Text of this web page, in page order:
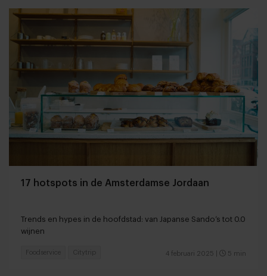
17 hotspots in de Amsterdamse Jordaan
Trends en hypes in de hoofdstad: van Japanse Sando’s tot 0.0
wijnen
4 februari 2025 5 min
Foodservice Citytrip